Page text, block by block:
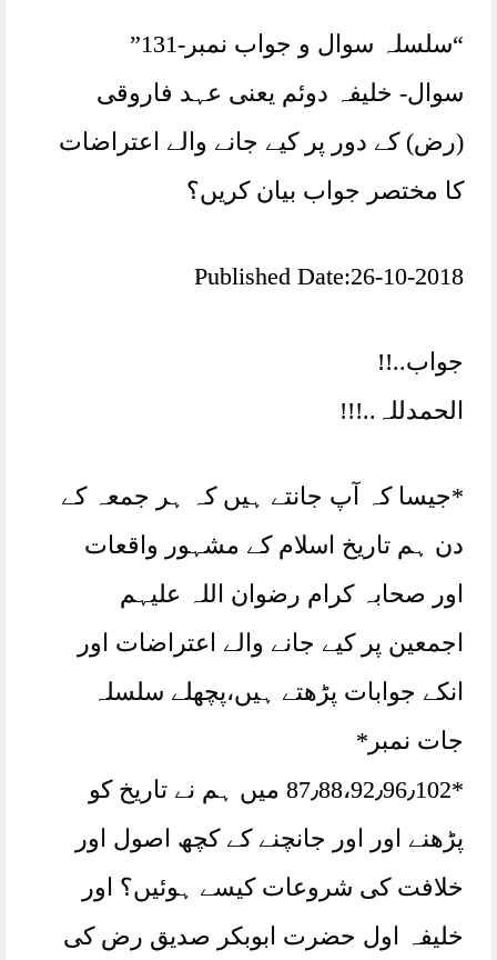
“سلسلہ سوال و جواب نمبر-131”
سوال- خلیفہ دوئم یعنی عہد فاروقی
(رض) کے دور پر کیے جانے والے اعتراضات
کا مختصر جواب بیان کریں؟
Published Date:26-10-2018
جواب..!!
الحمدللہ..!!!
*جیسا کہ آپ جانتے ہیں کہ ہر جمعہ کے
دن ہم تاریخ اسلام کے مشہور واقعات
اور صحابہ کرام رضوان اللہ علیہم
اجمعین پر کیے جانے والے اعتراضات اور
انکے جوابات پڑھتے ہیں،پچھلے سلسلہ
جات نمبر*
*87٫88،92٫96٫102 میں ہم نے تاریخ کو
پڑھنے اور اور جانچنے کے کچھ اصول اور
خلافت کی شروعات کیسے ہوئیں؟ اور
خلیفہ اول حضرت ابوبکر صدیق رض کی